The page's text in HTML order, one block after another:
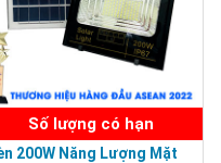
lượng mặt trời
JD-8400L rất đơn giản,
bước sau đây:
ASEAN 2019
Số lượng có hạn
200W Năng Lượng Mặt